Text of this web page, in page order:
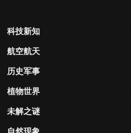
科技新知
航空航天
历史军事
植物世界
未解之谜